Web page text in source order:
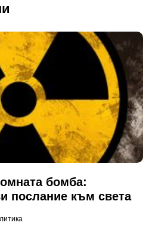
бомба:
послание към света